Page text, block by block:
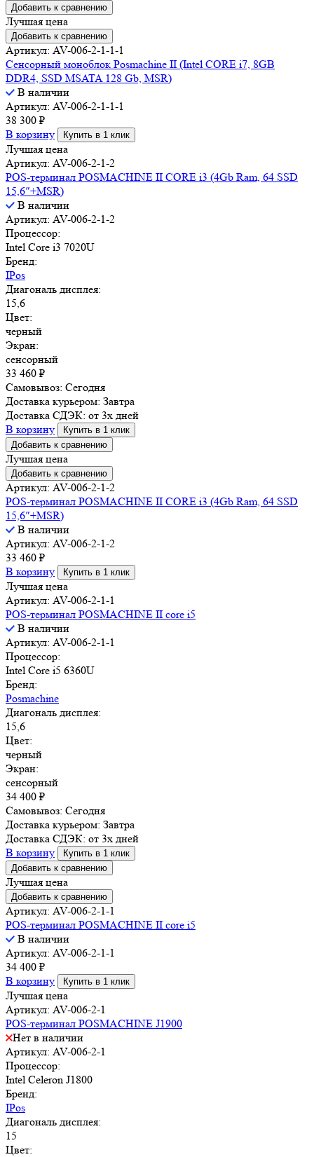
Добавить к сравнению
Лучшая цена
Добавить к сравнению
Артикул: AV-006-2-1-1-1
Сенсорный моноблок Posmachine II (Intel CORE i7, 8GB
DDR4, SSD MSATA 128 Gb, MSR)
В наличии
Артикул: AV-006-2-1-1-1
38 300 ₽
В корзину
Купить в 1 клик
Лучшая цена
Артикул: AV-006-2-1-2
POS-терминал POSMACHINE II CORE i3 (4Gb Ram, 64 SSD
15,6″+MSR)
В наличии
Артикул: AV-006-2-1-2
Процессор:
Intel Core i3 7020U
Бренд:
IPos
Диагональ дисплея:
15,6
Цвет:
черный
Экран:
сенсорный
33 460 ₽
Самовывоз: Сегодня
Доставка курьером: Завтра
Доставка СДЭК: от 3х дней
В корзину
Купить в 1 клик
Добавить к сравнению
Лучшая цена
Добавить к сравнению
Артикул: AV-006-2-1-2
POS-терминал POSMACHINE II CORE i3 (4Gb Ram, 64 SSD
15,6″+MSR)
В наличии
Артикул: AV-006-2-1-2
33 460 ₽
В корзину
Купить в 1 клик
Лучшая цена
Артикул: AV-006-2-1-1
POS-терминал POSMACHINE II core i5
В наличии
Артикул: AV-006-2-1-1
Процессор:
Intel Core i5 6360U
Бренд:
Posmachine
Диагональ дисплея:
15,6
Цвет:
черный
Экран:
сенсорный
34 400 ₽
Самовывоз: Сегодня
Доставка курьером: Завтра
Доставка СДЭК: от 3х дней
В корзину
Купить в 1 клик
Добавить к сравнению
Лучшая цена
Добавить к сравнению
Артикул: AV-006-2-1-1
POS-терминал POSMACHINE II core i5
В наличии
Артикул: AV-006-2-1-1
34 400 ₽
В корзину
Купить в 1 клик
Лучшая цена
Артикул: AV-006-2-1
POS-терминал POSMACHINE J1900
Нет в наличии
Артикул: AV-006-2-1
Процессор:
Intel Celeron J1800
Бренд:
IPos
Диагональ дисплея:
15
Цвет: